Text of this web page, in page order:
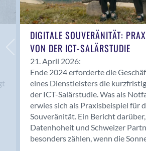
Balsthal
Balzers
Basel
Bassersdorf
Belp
Bendern
Benken (SG)
Bergdietikon
Berlin
Bern
Bern - Liebefeld
DIGITALE SOUVERÄNITÄT:
VON DER ICT-SALÄRSTUDIE
21. April 2026:
Ende 2024 erforderte die
eines Dienstleisters die
der ICT-Salärstudie. Was als
erwies sich als Praxisbeispiel für
Souveränität. Ein Bericht
Datenhoheit und Schweizer
besonders zählen, wenn die